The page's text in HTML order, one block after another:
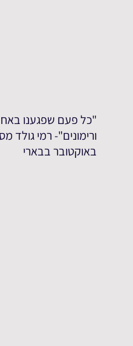
"כל פעם שפגענו
ורימונים"- רמי
באוקטובר בבארי